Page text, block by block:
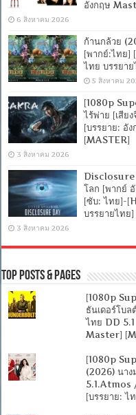
อังกฤษ
6 สิงหาคม 2026
ก้านกล้วย
[พากย์:ไทย]
ไทย บรรยา
5 สิงหาคม
[1080p
ไร้พ่าย [เสีย
[บรรยาย: อั
[MASTER]
3 สิงหาคม 2026
Disclosure
โลก [พากย์
[ซับ: ไทย]-
บรรยายไทย
3 สิงหาคม 2026
Top Posts & Pages
[1080p
ธันเดอร์โบ
ไทย DD
Master]
[1080p
(2026) นาง
5.1.Atmos
[บรรยาย: ไ